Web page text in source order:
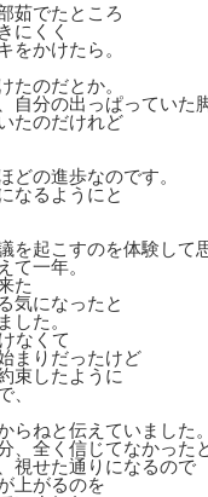
茹でたところ
にくく
をかけたら。
たのだとか。
自分の出っぱっていた
たのだけれど
どの進歩なのです。
なるようにと
を起こすのを体験して
て一年。
た
気になったと
した。
なくて
まりだったけど
束したように
、
らねと伝えていました。
、全く信じてなかった
視せた通りになるので
上がるのを